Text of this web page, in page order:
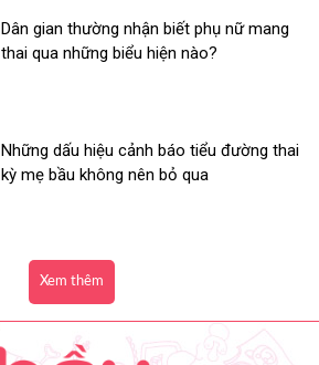
Dân gian thường nhận biết phụ nữ mang
thai qua những biểu hiện nào?
Những dấu hiệu cảnh báo tiểu đường thai
kỳ mẹ bầu không nên bỏ qua
Xem thêm